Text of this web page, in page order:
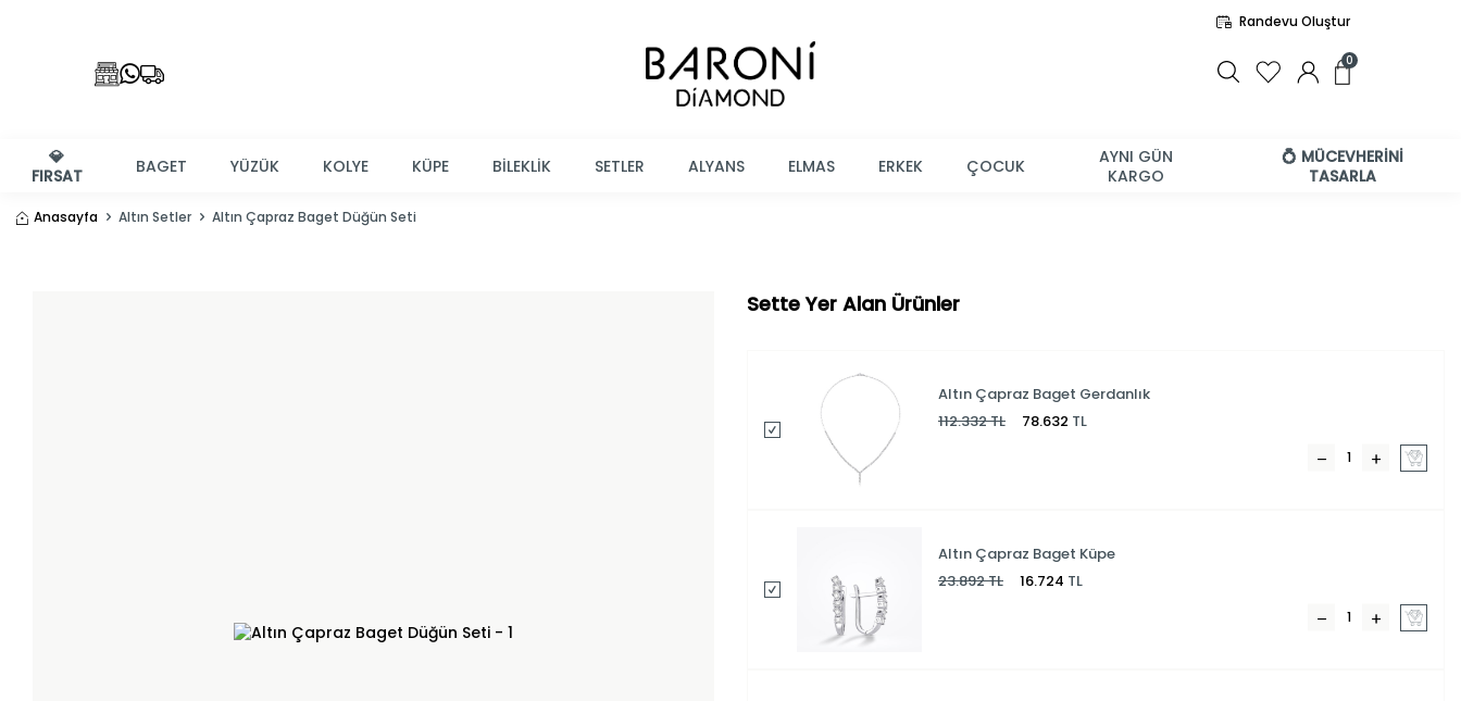
Randevu Oluştur
0
💎
FIRSAT
BAGET YÜZÜK KOLYE KÜPE BİLEKLİK SETLER ALYANS ELMAS ERKEK ÇOCUK
AYNI GÜN
KARGO
💍 MÜCEVHERİNİ
TASARLA
Anasayfa Altın Setler Altın Çapraz Baget Düğün Seti
Sette Yer Alan Ürünler
Altın Çapraz Baget Gerdanlık
112.332TL 78.632 TL
Altın Çapraz Baget Küpe
23.892TL 16.724 TL